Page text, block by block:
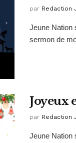
par Redaction
Jeune Nation
sermon de
Joyeux
par Redaction
Jeune Nation